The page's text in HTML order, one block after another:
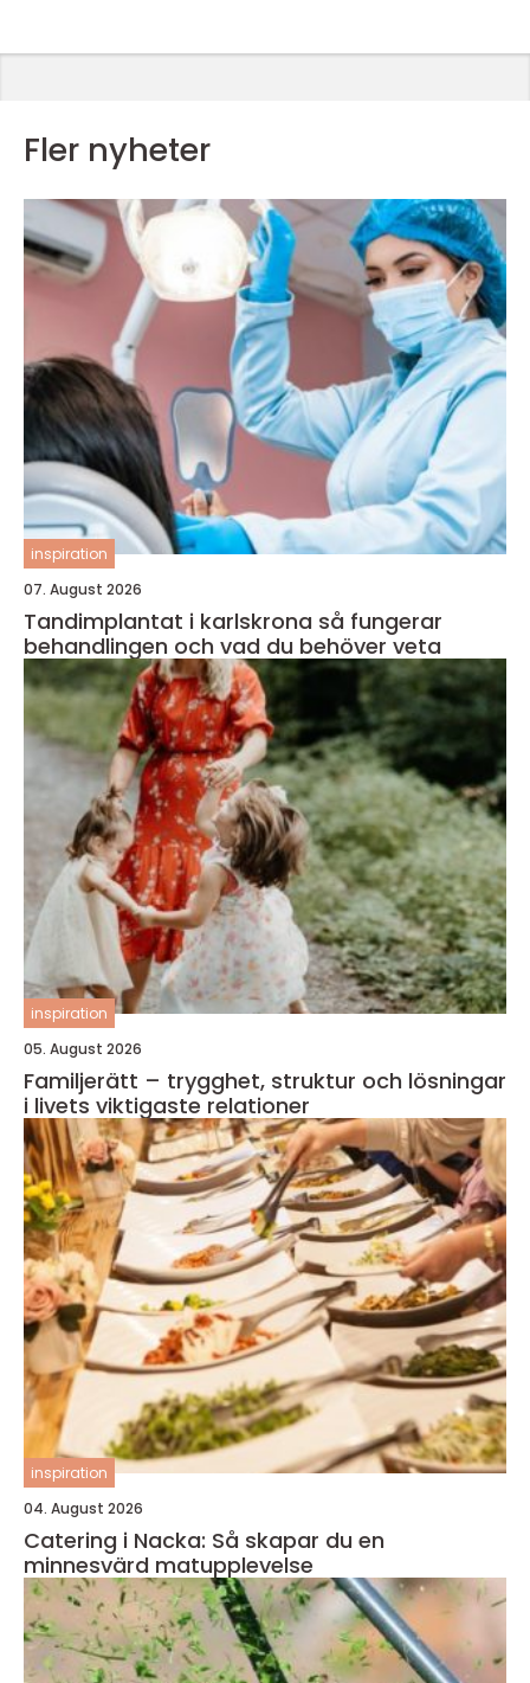
Fler nyheter
inspiration
07. August 2026
Tandimplantat i karlskrona så fungerar
behandlingen och vad du behöver veta
inspiration
05. August 2026
Familjerätt – trygghet, struktur och lösningar
i livets viktigaste relationer
inspiration
04. August 2026
Catering i Nacka: Så skapar du en
minnesvärd matupplevelse